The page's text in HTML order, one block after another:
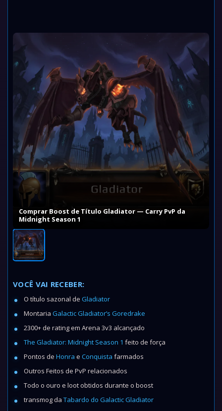
Comprar Boost de Título Gladiator — Carry PvP da
Midnight Season 1
VOCÊ VAI RECEBER:
O título sazonal de Gladiator
Montaria Galactic Gladiator’s Goredrake
2300+ de rating em Arena 3v3 alcançado
The Gladiator: Midnight Season 1 feito de força
Pontos de Honra e Conquista farmados
Outros Feitos de PvP relacionados
Todo o ouro e loot obtidos durante o boost
transmog da Tabardo do Galactic Gladiator